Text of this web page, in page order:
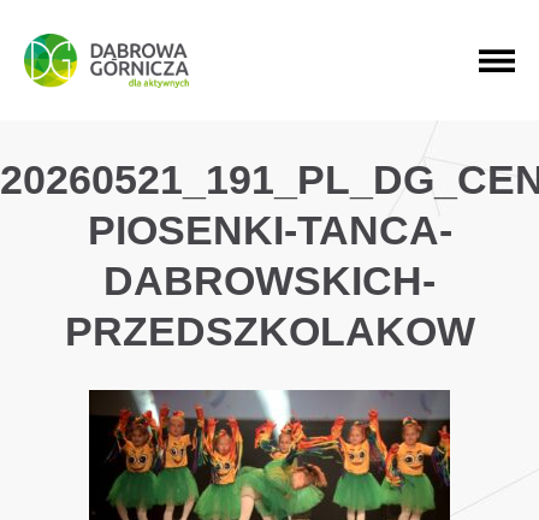
PRZEJDŹ DO MENU GŁÓWNEGO
PRZEJDŹ DO WYSZUKIWARKI
PRZEJDŹ DO TREŚCI
PIOSENKI-TANCA-
DABROWSKICH-
PRZEDSZKOLAKOW